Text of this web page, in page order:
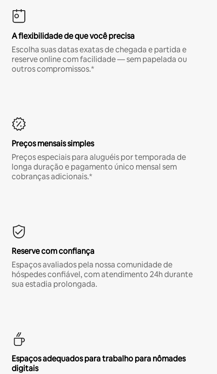
A flexibilidade de que você precisa
Escolha suas datas exatas de chegada e partida e
reserve online com facilidade — sem papelada ou
outros compromissos.*
Preços mensais simples
Preços especiais para aluguéis por temporada de
longa duração e pagamento único mensal sem
cobranças adicionais.*
Reserve com confiança
Espaços avaliados pela nossa comunidade de
hóspedes confiável, com atendimento 24h durante
sua estadia prolongada.
Espaços adequados para trabalho para nômades
digitais